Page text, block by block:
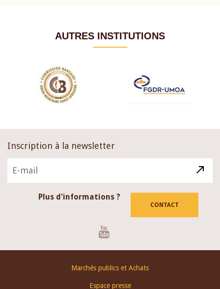
AUTRES INSTITUTIONS
Inscription à la newsletter
Plus d'informations ?
CONTACT
Marchés publics et Achats
Espace presse